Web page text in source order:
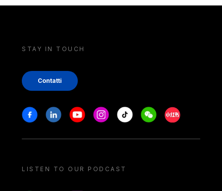
STAY IN TOUCH
Contatti
Stay in touch
FacebookLinkedinYoutubeInstagram
Tiktok WeechatXiaohongshu/
LISTEN TO OUR PODCAST